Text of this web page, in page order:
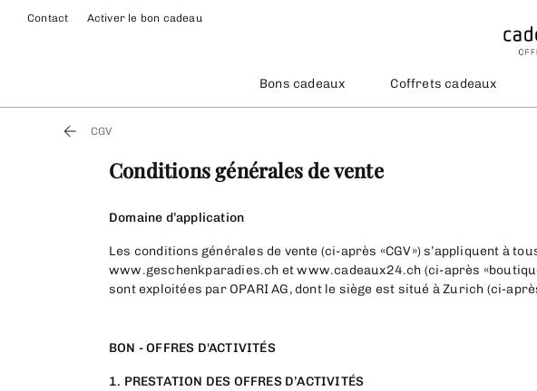
Contact Activer le bon cadeau
Bons cadeaux Coffrets cadeaux
CGV
Conditions générales de vente
Domaine d’application
Les conditions générales de vente (ci-après «CGV») s’appliquent à
www.geschenkparadies.ch et www.cadeaux24.ch (ci-après
sont exploitées par OPARI AG, dont le siège est situé à Zurich (ci-
BON - OFFRES D'ACTIVITÉS
1. PRESTATION DES OFFRES D’ACTIVITÉS